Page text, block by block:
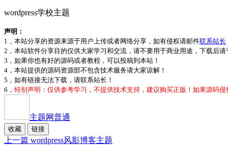
wordpress学校主题
声明：
1，本站分享的资源来源于用户上传或者网络分享，如有侵权请邮件联系站长
2，本站软件分享目的仅供大家学习和交流，请不要用于商业用途，下载后
3，如果你也有好的源码或者教程，可以投稿到本站！
4，本站提供的源码资源部不包含技术服务请大家谅解！
5，如有链接无法下载，请联系站长！
6， 特别声明：仅供参考学习，不提供技术支持，建议购买正版！如果源码
主题网普通
收藏 链接
上一篇 wordpress风影博客主题